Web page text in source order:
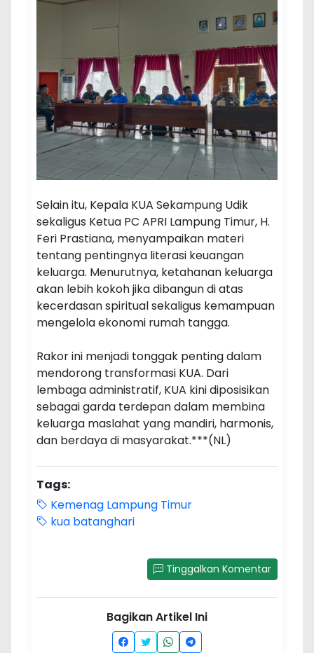
Selain itu, Kepala KUA Sekampung Udik
sekaligus Ketua PC APRI Lampung Timur, H.
Feri Prastiana, menyampaikan materi
tentang pentingnya literasi keuangan
keluarga. Menurutnya, ketahanan keluarga
akan lebih kokoh jika dibangun di atas
kecerdasan spiritual sekaligus kemampuan
mengelola ekonomi rumah tangga.
Rakor ini menjadi tonggak penting dalam
mendorong transformasi KUA. Dari
lembaga administratif, KUA kini diposisikan
sebagai garda terdepan dalam membina
keluarga maslahat yang mandiri, harmonis,
dan berdaya di masyarakat.***(NL)
Tags:
Kemenag Lampung Timur
kua batanghari
Tinggalkan Komentar
Bagikan Artikel Ini